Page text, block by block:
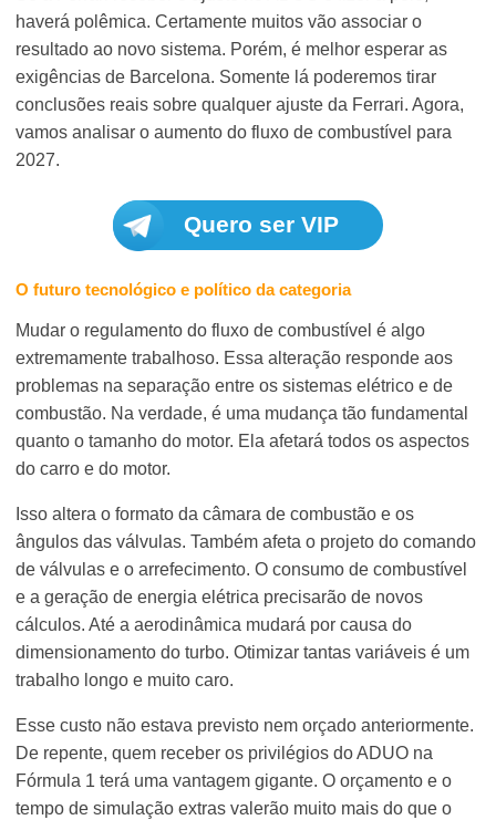
haverá polêmica. Certamente muitos vão associar o
resultado ao novo sistema. Porém, é melhor esperar as
exigências de Barcelona. Somente lá poderemos tirar
conclusões reais sobre qualquer ajuste da Ferrari. Agora,
vamos analisar o aumento do fluxo de combustível para
2027.
Quero ser VIP
O futuro tecnológico e político da categoria
Mudar o regulamento do fluxo de combustível é algo
extremamente trabalhoso. Essa alteração responde aos
problemas na separação entre os sistemas elétrico e de
combustão. Na verdade, é uma mudança tão fundamental
quanto o tamanho do motor. Ela afetará todos os aspectos
do carro e do motor.
Isso altera o formato da câmara de combustão e os
ângulos das válvulas. Também afeta o projeto do comando
de válvulas e o arrefecimento. O consumo de combustível
e a geração de energia elétrica precisarão de novos
cálculos. Até a aerodinâmica mudará por causa do
dimensionamento do turbo. Otimizar tantas variáveis é um
trabalho longo e muito caro.
Esse custo não estava previsto nem orçado anteriormente.
De repente, quem receber os privilégios do ADUO na
Fórmula 1 terá uma vantagem gigante. O orçamento e o
tempo de simulação extras valerão muito mais do que o